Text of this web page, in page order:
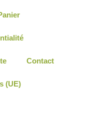
Contact
(UE)